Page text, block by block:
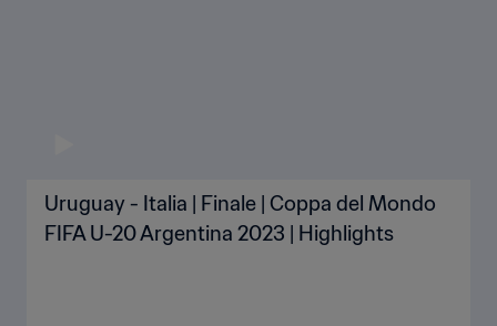
Uruguay - Italia | Finale | Coppa del Mondo
FIFA U-20 Argentina 2023 | Highlights